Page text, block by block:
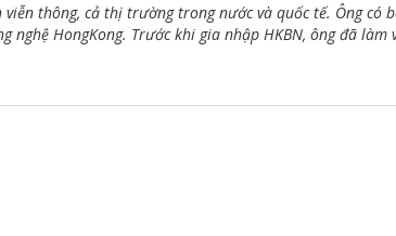
thông, cả thị trường trong nước và quốc tế. Ông có
nghệ HongKong. Trước khi gia nhập HKBN, ông đã làm